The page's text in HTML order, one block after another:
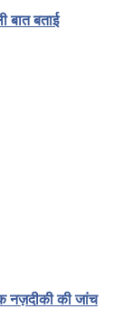
बात बताई
नज़दीकी की जांच